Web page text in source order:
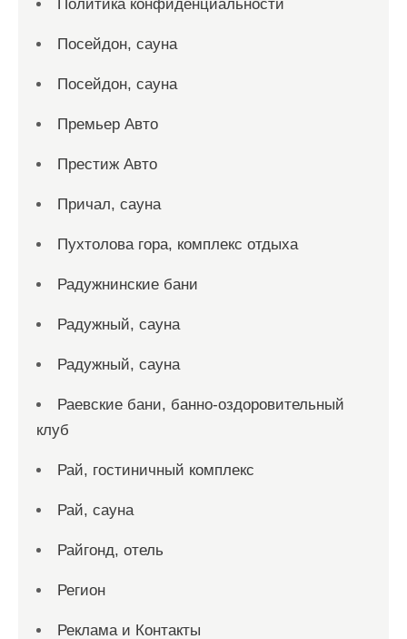
Политика конфиденциальности
Посейдон, сауна
Посейдон, сауна
Премьер Авто
Престиж Авто
Причал, сауна
Пухтолова гора, комплекс отдыха
Радужнинские бани
Радужный, сауна
Радужный, сауна
Раевские бани, банно-оздоровительный
клуб
Рай, гостиничный комплекс
Рай, сауна
Райгонд, отель
Регион
Реклама и Контакты